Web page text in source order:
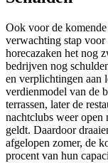
Ook voor de
verwachting stap
horecazaken het nog
bedrijven nog
en verplichtingen aan
verdienmodel van de
terrassen, later de
nachtclubs weer open
geldt. Daardoor
afgelopen zomer, de
procent van hun